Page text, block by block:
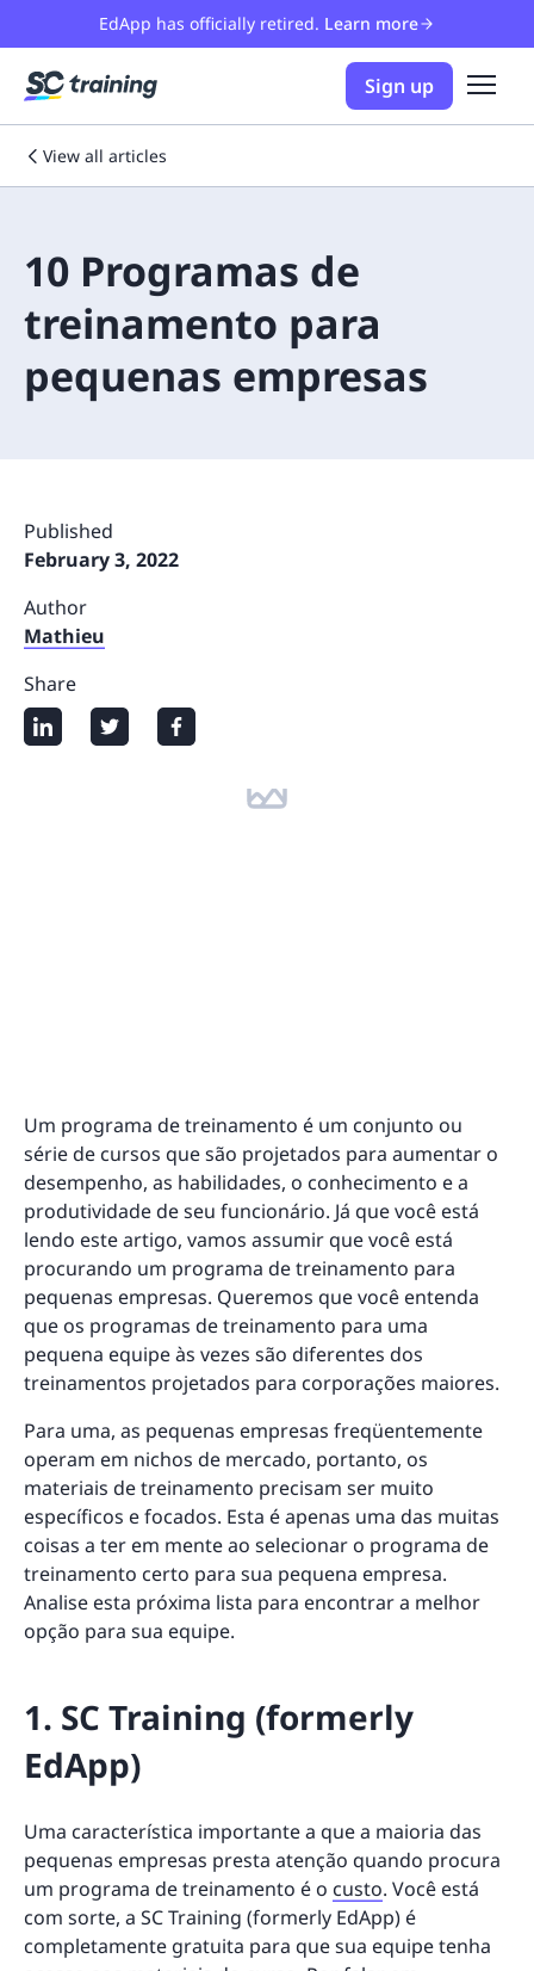
EdApp has officially retired. Learn more
Sign up
View all articles
10 Programas de
treinamento para
pequenas empresas
Published
February 3, 2022
Author
Mathieu
Share
Um programa de treinamento é um conjunto ou
série de cursos que são projetados para aumentar o
desempenho, as habilidades, o conhecimento e a
produtividade de seu funcionário. Já que você está
lendo este artigo, vamos assumir que você está
procurando um programa de treinamento para
pequenas empresas. Queremos que você entenda
que os programas de treinamento para uma
pequena equipe às vezes são diferentes dos
treinamentos projetados para corporações maiores.
Para uma, as pequenas empresas freqüentemente
operam em nichos de mercado, portanto, os
materiais de treinamento precisam ser muito
específicos e focados. Esta é apenas uma das muitas
coisas a ter em mente ao selecionar o programa de
treinamento certo para sua pequena empresa.
Analise esta próxima lista para encontrar a melhor
opção para sua equipe.
1. SC Training (formerly
EdApp)
Uma característica importante a que a maioria das
pequenas empresas presta atenção quando procura
um programa de treinamento é o custo. Você está
com sorte, a SC Training (formerly EdApp) é
completamente gratuita para que sua equipe tenha